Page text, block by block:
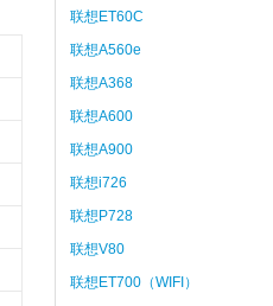
联想ET60C
联想A560e
联想A368
联想A600
联想A900
联想i726
联想P728
联想V80
联想ET700（WIFI）